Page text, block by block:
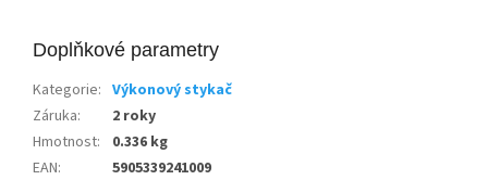
Doplňkové parametry
Kategorie: Výkonový stykač
Záruka:
2 roky
Hmotnost:
0.336 kg
EAN: 5905339241009